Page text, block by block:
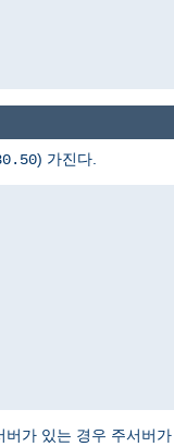
) 가진다.
가 있는 경우 주서버